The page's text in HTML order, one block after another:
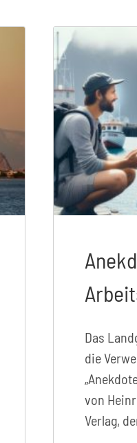
Das
die
von
Verlag,